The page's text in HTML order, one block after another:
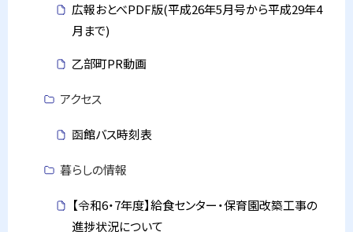
広報おとべPDF版(平成26年5月号から平成29年4
月まで)
乙部町PR動画
アクセス
函館バス時刻表
暮らしの情報
【令和6・7年度】給食センター・保育園改築工事の
進捗状況について